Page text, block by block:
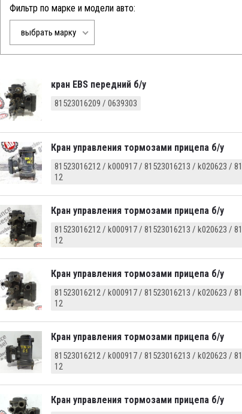
Фильтр по марке и модели авто:
выбрать марку
кран EBS передний б/у
81523016209 / 0639303
Кран управления тормозами прицепа б/у
81523016212 / k000917 / 81523016213 / k020623 /
12
Кран управления тормозами прицепа б/у
81523016212 / k000917 / 81523016213 / k020623 /
12
Кран управления тормозами прицепа б/у
81523016212 / k000917 / 81523016213 / k020623 /
12
Кран управления тормозами прицепа б/у
81523016212 / k000917 / 81523016213 / k020623 /
12
Кран управления тормозами прицепа б/у